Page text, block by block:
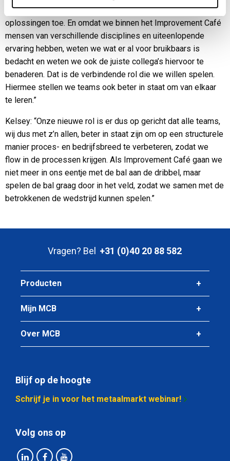
later opnieuw opduikt. We willen tenslotte naar structurele
oplossingen toe. En omdat we binnen het Improvement Café
mensen van verschillende disciplines en uiteenlopende
ervaring hebben, weten we wat er al voor bruikbaars is
bedacht en weten we ook de juiste collega’s hiervoor te
benaderen. Dat is de verbindende rol die we willen spelen.
Hiermee stellen we teams ook beter in staat om van elkaar
te leren.”
Kelsey: “Onze nieuwe rol is er dus op gericht dat alle teams,
wij dus met z’n allen, beter in staat zijn om op een structurele
manier proces- en bedrijfsbreed te verbeteren, zodat we
flow in de processen krijgen. Als Improvement Café gaan we
niet meer in ons eentje met de bal aan de dribbel, maar
spelen de bal graag door in het veld, zodat we samen met de
betrokkenen de wedstrijd kunnen spelen.”
Vragen? Bel +31 (0)40 20 88 582
Producten
Mijn MCB
Over MCB
Blijf op de hoogte
Schrijf je in voor het metaalmarkt webinar!
Volg ons op